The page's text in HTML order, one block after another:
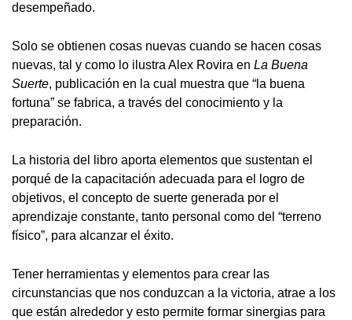
desempeñado.
Solo se obtienen cosas nuevas cuando se hacen cosas
nuevas, tal y como lo ilustra Alex Rovira en La Buena
Suerte, publicación en la cual muestra que “la buena
fortuna” se fabrica, a través del conocimiento y la
preparación.
La historia del libro aporta elementos que sustentan el
porqué de la capacitación adecuada para el logro de
objetivos, el concepto de suerte generada por el
aprendizaje constante, tanto personal como del “terreno
físico”, para alcanzar el éxito.
Tener herramientas y elementos para crear las
circunstancias que nos conduzcan a la victoria, atrae a los
que están alrededor y esto permite formar sinergias para